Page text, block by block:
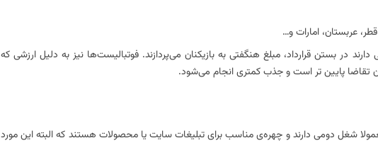
عربستان، امارات و…
در بستن قرارداد، مبلغ هنگفتی به بازیکنان می‌پردازند. فوتبالیست‌ها نیز به دلیل ارزشی که
تقاضا پایین تر است و جذب کمتری انجام می‌شود.
معمولا شغل دومی دارند و چهره‌ی مناسب برای تبلیغات سایت یا محصولات هستند که البته این مورد